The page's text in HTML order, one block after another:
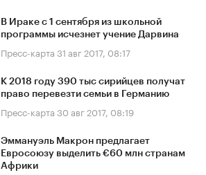
В Ираке с 1 сентября из школьной
программы исчезнет учение Дарвина
Пресс-карта 31 авг 2017, 08:17
К 2018 году 390 тыс сирийцев получат
право перевезти семьи в Германию
Пресс-карта 30 авг 2017, 08:19
Эммануэль Макрон предлагает
Евросоюзу выделить €60 млн странам
Африки